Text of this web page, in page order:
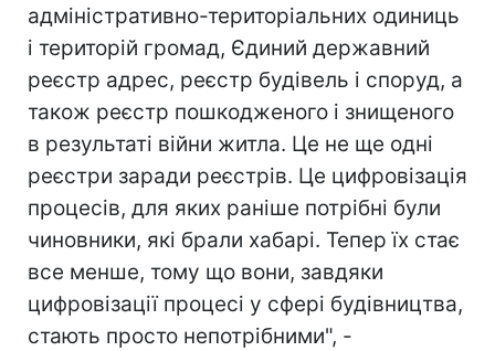
адміністративно-територіальних одиниць
і територій громад, Єдиний державний
реєстр адрес, реєстр будівель і споруд, а
також реєстр пошкодженого і знищеного
в результаті війни житла. Це не ще одні
реєстри заради реєстрів. Це цифровізація
процесів, для яких раніше потрібні були
чиновники, які брали хабарі. Тепер їх стає
все менше, тому що вони, завдяки
цифровізації процесі у сфері будівництва,
стають просто непотрібними", -